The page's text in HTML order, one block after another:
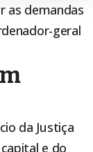
as demandas
geral
da Justiça
e do